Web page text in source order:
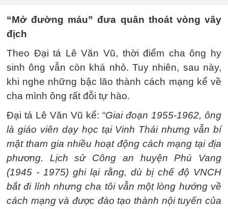
“Mở đường máu” đưa quân thoát vòng vây
địch
Theo Đại tá Lê Văn Vũ, thời điểm cha ông hy
sinh ông vẫn còn khá nhỏ. Tuy nhiên, sau này,
khi nghe những bậc lão thành cách mạng kể về
cha mình ông rất đỗi tự hào.
Đại tá Lê Văn Vũ kể: “Giai đoạn 1955-1962, ông
là giáo viên dạy học tại Vinh Thái nhưng vẫn bí
mật tham gia nhiều hoạt động cách mạng tại địa
phương. Lịch sử Công an huyện Phú Vang
(1945 - 1975) ghi lại rằng, dù bị chế độ VNCH
bắt đi lính nhưng cha tôi vẫn một lòng hướng về
cách mạng và được đào tạo thành nội tuyến của